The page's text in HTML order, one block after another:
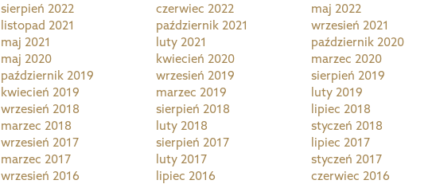
sierpień 2022 czerwiec 2022 maj 2022
listopad 2021 październik 2021 wrzesień 2021
maj 2021 luty 2021 październik 2020
maj 2020 kwiecień 2020 marzec 2020
październik 2019 wrzesień 2019 sierpień 2019
kwiecień 2019 marzec 2019 luty 2019
wrzesień 2018 sierpień 2018 lipiec 2018
marzec 2018 luty 2018 styczeń 2018
wrzesień 2017 sierpień 2017 lipiec 2017
marzec 2017 luty 2017 styczeń 2017
wrzesień 2016 lipiec 2016 czerwiec 2016